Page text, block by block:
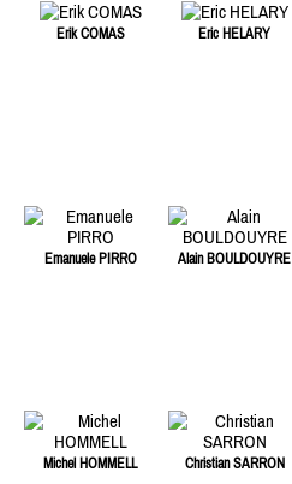
Erik COMAS Eric HELARY
Emanuele PIRRO Alain BOULDOUYRE
Michel HOMMELL Christian SARRON